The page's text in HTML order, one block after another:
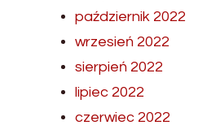
październik 2022
wrzesień 2022
sierpień 2022
lipiec 2022
czerwiec 2022